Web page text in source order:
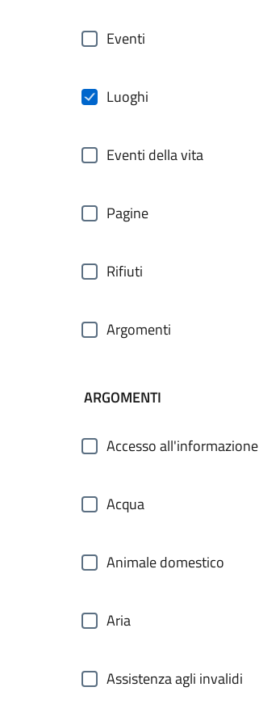
Eventi
Luoghi
Eventi della vita
Pagine
Rifiuti
Argomenti
ARGOMENTI
Accesso all'informazione
Acqua
Animale domestico
Aria
Assistenza agli invalidi